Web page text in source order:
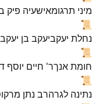
מיני תרגומאישעיה פיק
📜
נחלת יעקביעקב בן
📜
חומת אנךר' חיים יוסף
📜
נתינה לגרהרב נתן